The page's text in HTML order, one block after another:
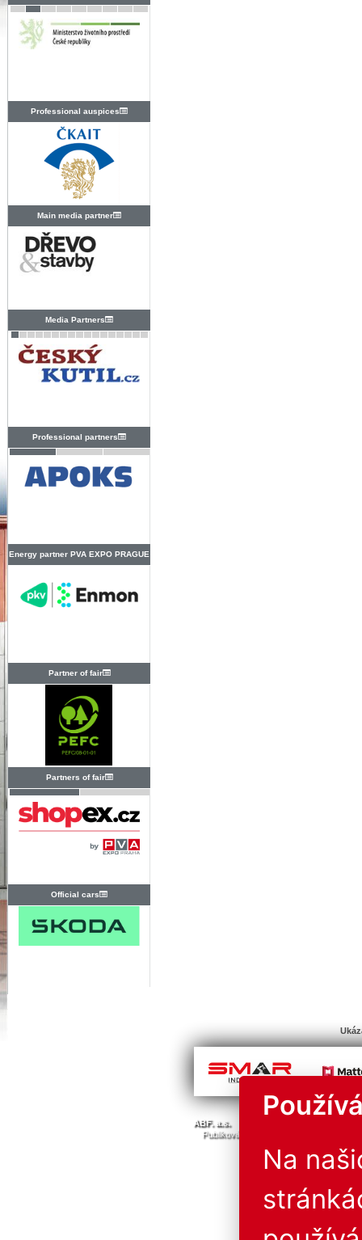
Professional auspices
Main media partner
Media Partners
Professional partners
Energy partner PVA EXPO PRAGUE
Partner of fair
Partners of fair
Official cars
© Všechna
ABF. a.s.
Publikování nebo další šíření obsahu
Na